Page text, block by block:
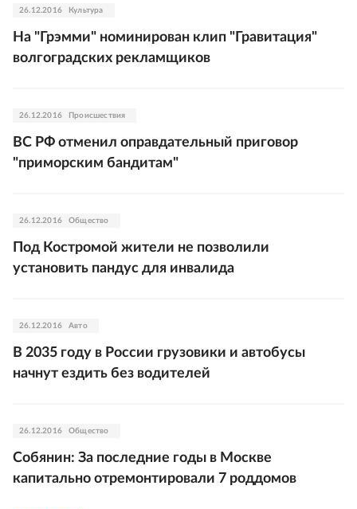
26.12.2016 Культура
На "Грэмми" номинирован клип "Гравитация"
волгоградских рекламщиков
26.12.2016 Происшествия
ВС РФ отменил оправдательный приговор
"приморским бандитам"
26.12.2016 Общество
Под Костромой жители не позволили
установить пандус для инвалида
26.12.2016 Авто
В 2035 году в России грузовики и автобусы
начнут ездить без водителей
26.12.2016 Общество
Собянин: За последние годы в Москве
капитально отремонтировали 7 роддомов